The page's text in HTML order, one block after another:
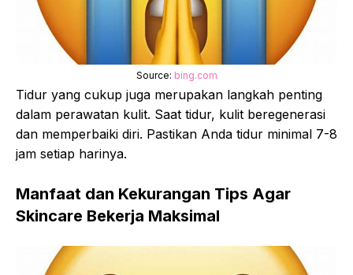
Source: bing.com
Tidur yang cukup juga merupakan langkah penting
dalam perawatan kulit. Saat tidur, kulit beregenerasi
dan memperbaiki diri. Pastikan Anda tidur minimal 7-8
jam setiap harinya.
Manfaat dan Kekurangan Tips Agar
Skincare Bekerja Maksimal